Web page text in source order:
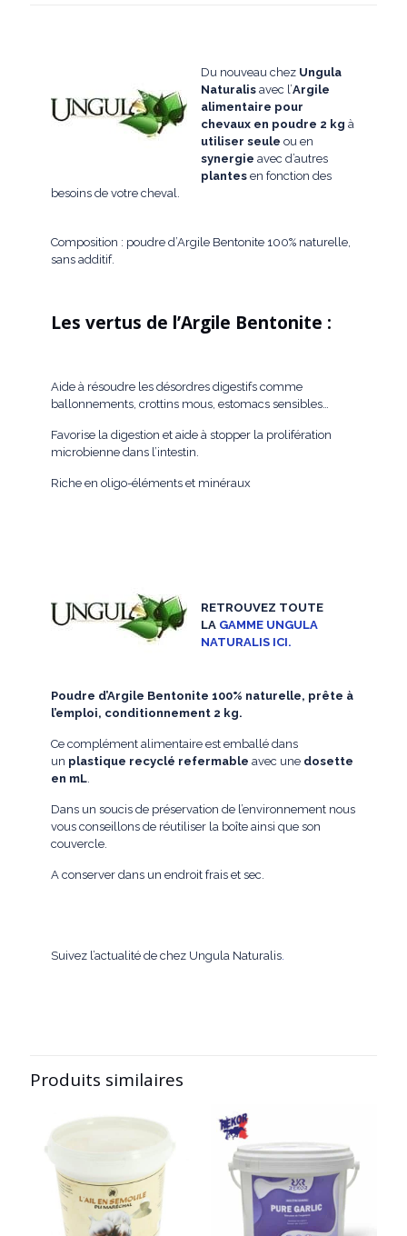
Du nouveau chez Ungula
Naturalis avec l’Argile
alimentaire pour
chevaux en poudre 2 kg à
utiliser seule ou en
synergie avec d’autres
plantes en fonction des
besoins de votre cheval.
Composition : poudre d’Argile Bentonite 100% naturelle,
sans additif.
Les vertus de l’Argile Bentonite :
Aide à résoudre les désordres digestifs comme
ballonnements, crottins mous, estomacs sensibles…
Favorise la digestion et aide à stopper la prolifération
microbienne dans l’intestin.
Riche en oligo-éléments et minéraux
RETROUVEZ TOUTE
LA GAMME UNGULA
NATURALIS ICI.
Poudre d’Argile Bentonite 100% naturelle, prête à
l’emploi, conditionnement 2 kg.
Ce complément alimentaire est emballé dans
un plastique recyclé refermable avec une dosette
en mL.
Dans un soucis de préservation de l’environnement nous
vous conseillons de réutiliser la boîte ainsi que son
couvercle.
A conserver dans un endroit frais et sec.
Suivez l’actualité de chez Ungula Naturalis.
Produits similaires